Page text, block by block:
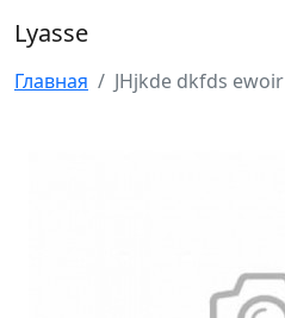
Lyasse
Главная JHjkde dkfds ewoir